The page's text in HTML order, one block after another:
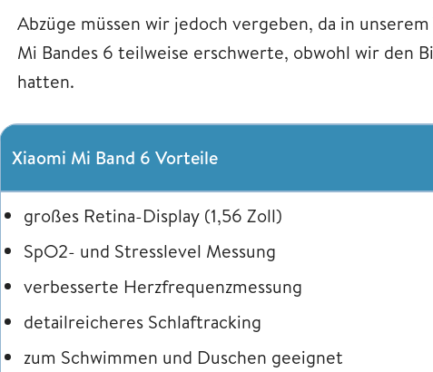
Abzüge müssen wir jedoch vergeben, da in
Mi Bandes 6 teilweise erschwerte, obwohl wir den
hatten.
Xiaomi Mi Band 6 Vorteile
großes Retina-Display (1,56 Zoll)
SpO2- und Stresslevel Messung
verbesserte Herzfrequenzmessung
detailreicheres Schlaftracking
zum Schwimmen und Duschen geeignet